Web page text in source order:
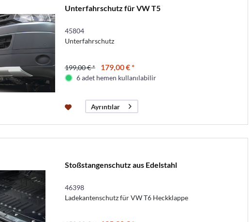
Unterfahrschutz für VW T5
45804
Unterfahrschutz
199,00 € * 179,00 € *
6 adet hemen kullanılabilir
Ayrıntılar
Stoßstangenschutz aus Edelstahl
46398
Ladekantenschutz für VW T6 Heckklappe